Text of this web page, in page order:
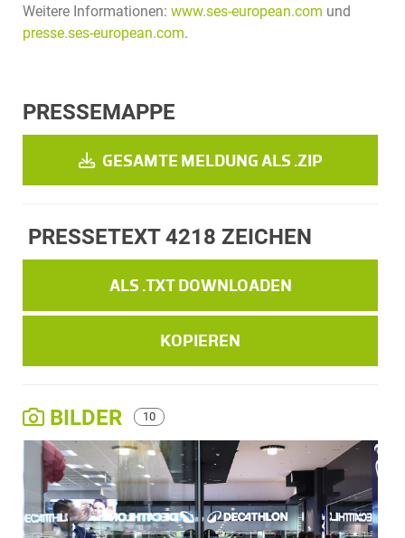
Weitere Informationen: www.ses-european.com und
presse.ses-european.com.
PRESSEMAPPE
GESAMTE MELDUNG ALS .ZIP
PRESSETEXT4218 ZEICHEN
ALS .TXT DOWNLOADEN
KOPIEREN
BILDER 10